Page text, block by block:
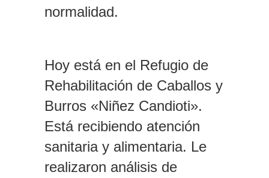
normalidad.
Hoy está en el Refugio de
Rehabilitación de Caballos y
Burros «Niñez Candioti».
Está recibiendo atención
sanitaria y alimentaria. Le
realizaron análisis de